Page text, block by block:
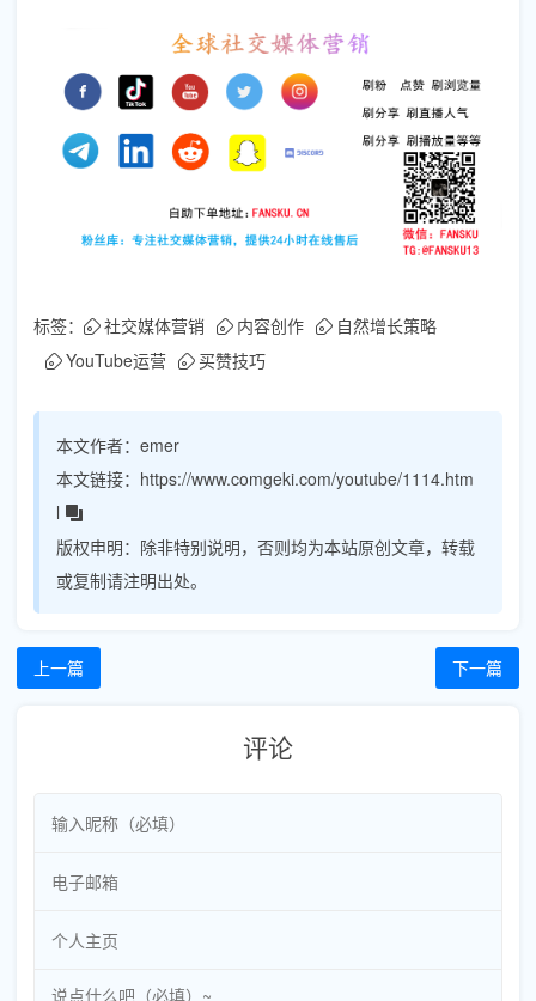
标签： 社交媒体营销 内容创作
自然增长策略
YouTube运营
买赞技巧
本文作者： emer
本文链接： https://www.comgeki.com/youtube/1114.htm
l
版权申明： 除非特别说明，否则均为本站原创文章，转载
或复制请注明出处。
上一篇 下一篇
评论